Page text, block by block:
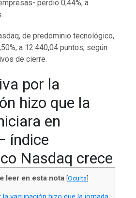
perdió 0,44%, a
de predominio tecnológico,
a 12.440,04 puntos, según
de cierre.
por la
hizo que la
en
índice
Nasdaq crece
leer en esta nota [Oculta]